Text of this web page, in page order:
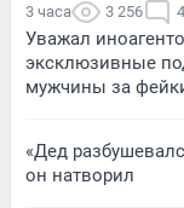
3 часа 3 256 4
Уважал
эксклюзивные
мужчины за
«Дед
он натворил